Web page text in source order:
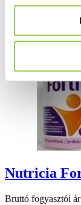
Ezek is
Nutricia
Bruttó fogyasztói